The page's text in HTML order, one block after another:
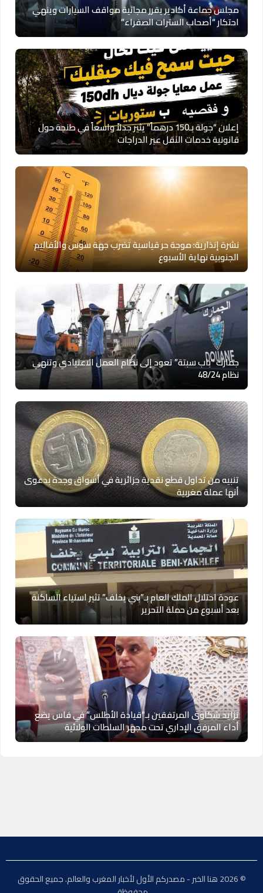
مجلس جماعة أكادير يقرر مجانية مواقف السيارات وينهي
احتكار “أصحاب السترات الصفراء”
إعلان “جولة بـ150 درهماً” يثير جدلاً واسعاً في طنجة حول
قانونية خدمات النقل عبر الدراجات
نشرة إنذارية: موجة حر قياسية تضرب جهة سوس والأقاليم
الجنوبية نهاية الأسبوع
جمارك “باب سبتة” تعود إلى نظام العمل الاعتيادي وتنهي
نظام 48/24
تنبيه من تداول قطع نقدية جزائرية في أسواق وجدة بدعوى
أنها عملة مغربية
عودة احتلال الملك العام بـ”بني يخلف” تثير استياء الساكنة
بعد أسبوع من حملة التحرير
تزايد شكاوى المرتفقين بـ”قيادة الأطلس” في فاس يضع
أداء المرفق الإداري تحت مجهر السلطات الولائية
© 2026 هنا الخبر - مصدركم الأول لأخبار المغرب والعالم. جميع الحقوق